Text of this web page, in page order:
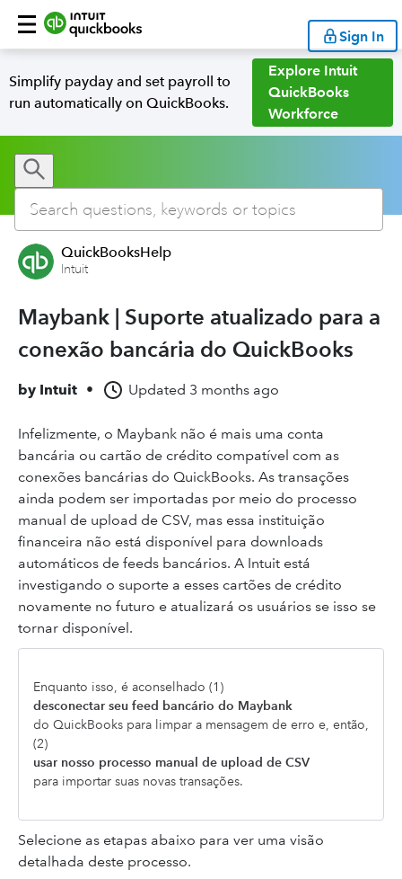
Sign In
Simplify payday and set payroll to
run automatically on QuickBooks.
Explore Intuit
QuickBooks
Workforce
QuickBooksHelp
Intuit
Maybank | Suporte atualizado para a
conexão bancária do QuickBooks
by Intuit • Updated 3 months ago
Infelizmente, o Maybank não é mais uma conta
bancária ou cartão de crédito compatível com as
conexões bancárias do QuickBooks. As transações
ainda podem ser importadas por meio do processo
manual de upload de CSV, mas essa instituição
financeira não está disponível para downloads
automáticos de feeds bancários. A Intuit está
investigando o suporte a esses cartões de crédito
novamente no futuro e atualizará os usuários se isso se
tornar disponível.
Enquanto isso, é aconselhado (1)
desconectar seu feed bancário do Maybank
do QuickBooks para limpar a mensagem de erro e, então,
(2)
usar nosso processo manual de upload de CSV
para importar suas novas transações.
Selecione as etapas abaixo para ver uma visão
detalhada deste processo.